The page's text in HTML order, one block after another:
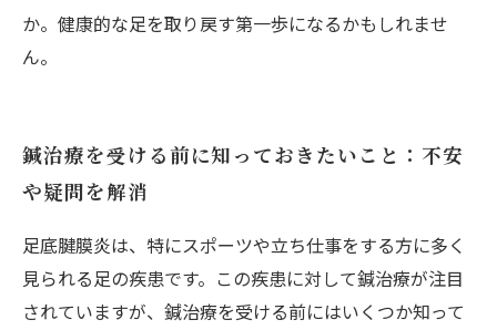
か。健康的な足を取り戻す第一歩になるかもしれませ
ん。
鍼治療を受ける前に知っておきたいこと：不安
や疑問を解消
足底腱膜炎は、特にスポーツや立ち仕事をする方に多く
見られる足の疾患です。この疾患に対して鍼治療が注目
されていますが、鍼治療を受ける前にはいくつか知って